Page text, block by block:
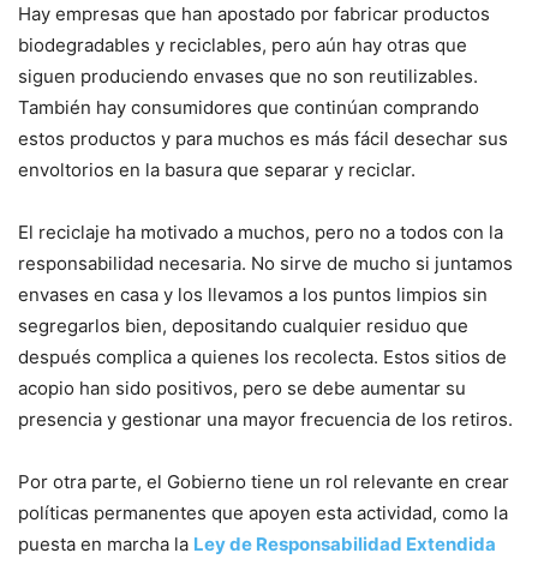
Hay empresas que han apostado por fabricar productos
biodegradables y reciclables, pero aún hay otras que
siguen produciendo envases que no son reutilizables.
También hay consumidores que continúan comprando
estos productos y para muchos es más fácil desechar sus
envoltorios en la basura que separar y reciclar.
El reciclaje ha motivado a muchos, pero no a todos con la
responsabilidad necesaria. No sirve de mucho si juntamos
envases en casa y los llevamos a los puntos limpios sin
segregarlos bien, depositando cualquier residuo que
después complica a quienes los recolecta. Estos sitios de
acopio han sido positivos, pero se debe aumentar su
presencia y gestionar una mayor frecuencia de los retiros.
Por otra parte, el Gobierno tiene un rol relevante en crear
políticas permanentes que apoyen esta actividad, como la
puesta en marcha la Ley de Responsabilidad Extendida